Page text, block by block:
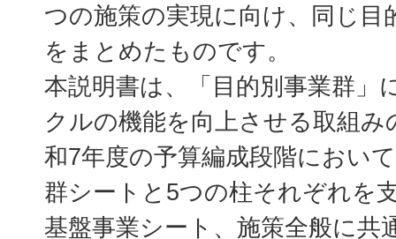
つの施策の実現に向け、同じ目
をまとめたものです。
本説明書は、「目的別事業群」
クルの機能を向上させる取組み
和7年度の予算編成段階におい
群シートと5つの柱それぞれを
基盤事業シート、施策全般に共